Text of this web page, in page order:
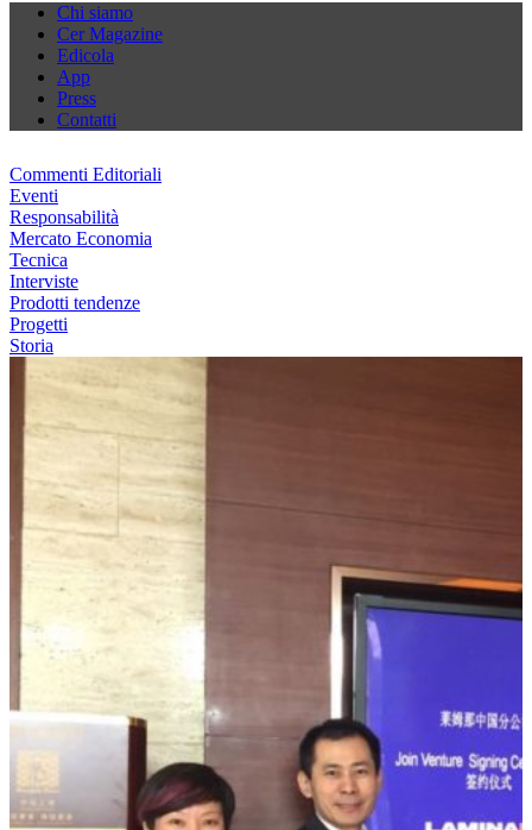
Chi siamo
Cer Magazine
Edicola
App
Press
Contatti
Commenti Editoriali
Eventi
Responsabilità
Mercato Economia
Tecnica
Interviste
Prodotti tendenze
Progetti
Storia